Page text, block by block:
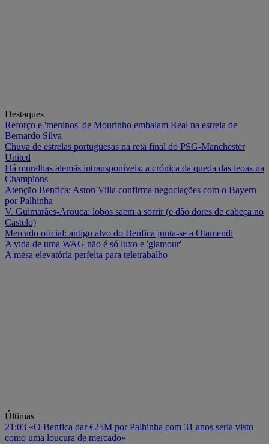
Destaques
Reforço e 'meninos' de Mourinho embalam Real na estreia de
Bernardo Silva
Chuva de estrelas portuguesas na reta final do PSG-Manchester
United
Há muralhas alemãs intransponíveis: a crónica da queda das leoas na
Champions
Atenção Benfica: Aston Villa confirma negociações com o Bayern
por Palhinha
V. Guimarães-Arouca: lobos saem a sorrir (e dão dores de cabeça no
Castelo)
Mercado oficial: antigo alvo do Benfica junta-se a Otamendi
A vida de uma WAG não é só luxo e 'glamour'
A mesa elevatória perfeita para teletrabalho
Últimas
21:03 «O Benfica dar €25M por Palhinha com 31 anos seria visto
como uma loucura de mercado»